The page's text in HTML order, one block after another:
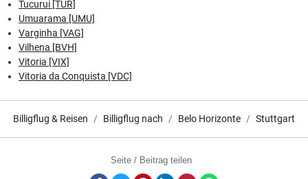
Tucurui [TUR]
Umuarama [UMU]
Varginha [VAG]
Vilhena [BVH]
Vitoria [VIX]
Vitoria da Conquista [VDC]
Billigflug & Reisen Billigflug nach Belo Horizonte Stuttgart
Seite / Beitrag teilen